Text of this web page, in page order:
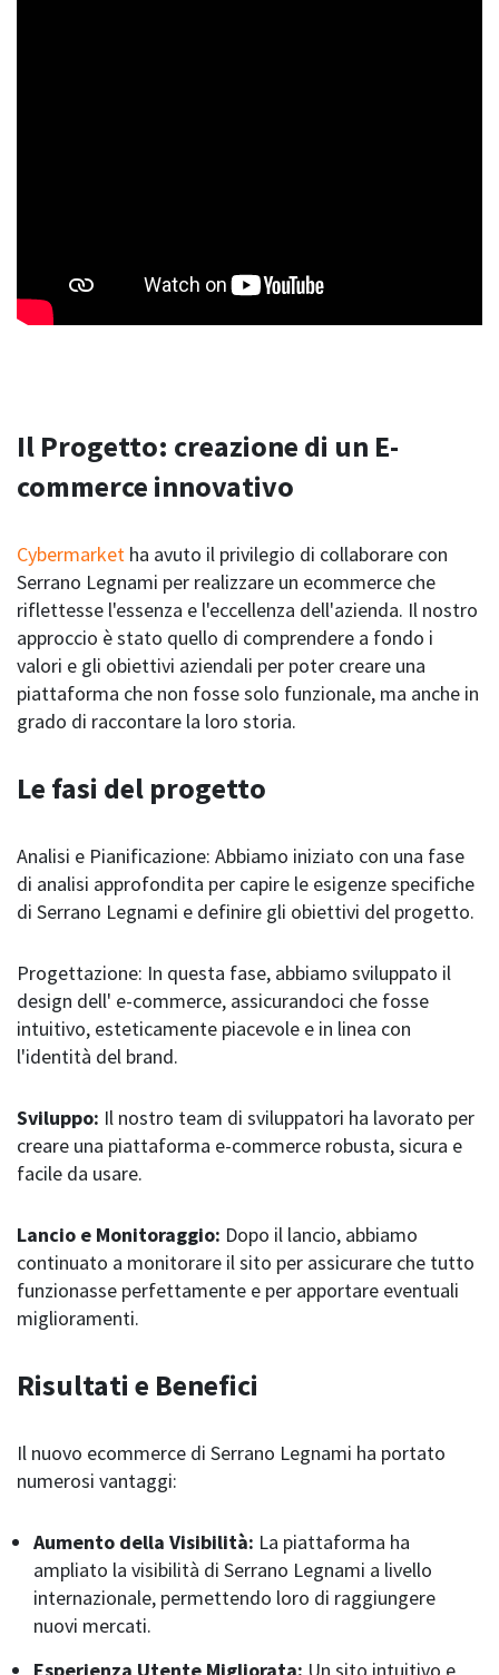
Il Progetto: creazione di un E-
commerce innovativo
Cybermarket ha avuto il privilegio di collaborare con
Serrano Legnami per realizzare un ecommerce che
riflettesse l'essenza e l'eccellenza dell'azienda. Il nostro
approccio è stato quello di comprendere a fondo i
valori e gli obiettivi aziendali per poter creare una
piattaforma che non fosse solo funzionale, ma anche in
grado di raccontare la loro storia.
Le fasi del progetto
Analisi e Pianificazione: Abbiamo iniziato con una fase
di analisi approfondita per capire le esigenze specifiche
di Serrano Legnami e definire gli obiettivi del progetto.
Progettazione: In questa fase, abbiamo sviluppato il
design dell' e-commerce, assicurandoci che fosse
intuitivo, esteticamente piacevole e in linea con
l'identità del brand.
Sviluppo: Il nostro team di sviluppatori ha lavorato per
creare una piattaforma e-commerce robusta, sicura e
facile da usare.
Lancio e Monitoraggio: Dopo il lancio, abbiamo
continuato a monitorare il sito per assicurare che tutto
funzionasse perfettamente e per apportare eventuali
miglioramenti.
Risultati e Benefici
Il nuovo ecommerce di Serrano Legnami ha portato
numerosi vantaggi:
Aumento della Visibilità: La piattaforma ha
ampliato la visibilità di Serrano Legnami a livello
internazionale, permettendo loro di raggiungere
nuovi mercati.